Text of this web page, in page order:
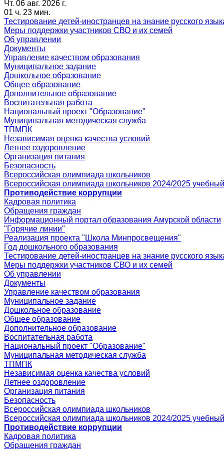
Чт. 06 авг. 2026 г.
01 ч. 23 мин.
Тестирование детей-иностранцев на знание русского
Меры поддержки участников СВО и их семей
Об управлении
Документы
Управление качеством образования
Муниципальное задание
Дошкольное образование
Общее образование
Дополнительное образование
Воспитательная работа
Национальный проект "Образование"
Муниципальная методическая служба
ТПМПК
Независимая оценка качества условий
Летнее оздоровление
Организация питания
Безопасность
Всероссийская олимпиада школьников
Всероссийская олимпиада школьников 2024/2025
Противодействие коррупции
Кадровая политика
Обращения граждан
Информационный портал образования Амурской области
"Горячие линии"
Реализация проекта "Школа Минпросвещения"
Год дошкольного образования
Тестирование детей-иностранцев на знание русского
Меры поддержки участников СВО и их семей
Об управлении
Документы
Управление качеством образования
Муниципальное задание
Дошкольное образование
Общее образование
Дополнительное образование
Воспитательная работа
Национальный проект "Образование"
Муниципальная методическая служба
ТПМПК
Независимая оценка качества условий
Летнее оздоровление
Организация питания
Безопасность
Всероссийская олимпиада школьников
Всероссийская олимпиада школьников 2024/2025
Противодействие коррупции
Кадровая политика
Обращения граждан